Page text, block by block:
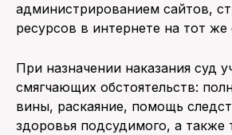
администрированием сайтов,
ресурсов в интернете на тот же
При назначении наказания суд
смягчающих обстоятельств:
вины, раскаяние, помощь
здоровья подсудимого, а также